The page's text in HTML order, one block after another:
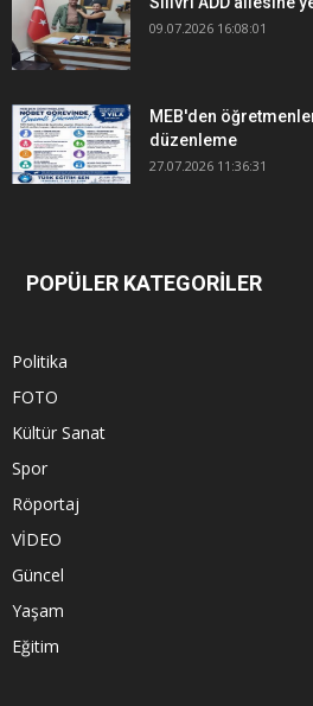
09.07.2026 16:08:01
MEB'den
düzenleme
27.07.2026 11:36:31
POPÜLER KATEGORİLER
Politika
FOTO
Kültür Sanat
Spor
Röportaj
VİDEO
Güncel
Yaşam
Eğitim